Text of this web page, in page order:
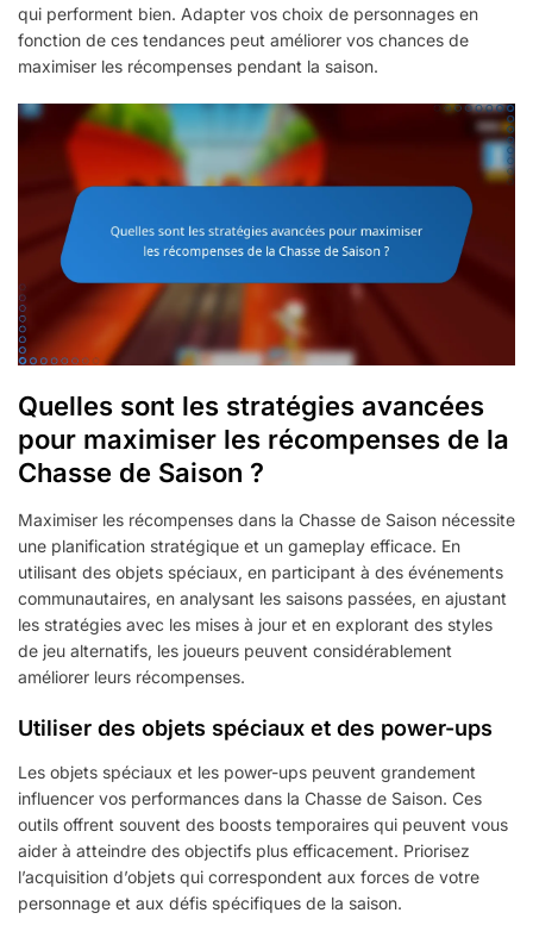
qui performent bien. Adapter vos choix de personnages en
fonction de ces tendances peut améliorer vos chances de
maximiser les récompenses pendant la saison.
Quelles sont les stratégies avancées
pour maximiser les récompenses de la
Chasse de Saison ?
Maximiser les récompenses dans la Chasse de Saison nécessite
une planification stratégique et un gameplay efficace. En
utilisant des objets spéciaux, en participant à des événements
communautaires, en analysant les saisons passées, en ajustant
les stratégies avec les mises à jour et en explorant des styles
de jeu alternatifs, les joueurs peuvent considérablement
améliorer leurs récompenses.
Utiliser des objets spéciaux et des power-ups
Les objets spéciaux et les power-ups peuvent grandement
influencer vos performances dans la Chasse de Saison. Ces
outils offrent souvent des boosts temporaires qui peuvent vous
aider à atteindre des objectifs plus efficacement. Priorisez
l’acquisition d’objets qui correspondent aux forces de votre
personnage et aux défis spécifiques de la saison.